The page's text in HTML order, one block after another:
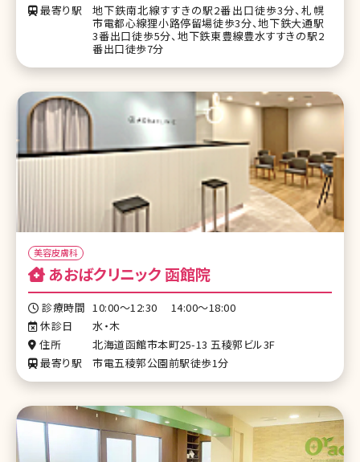
最寄り駅
地下鉄南北線すすきの駅2番出口徒歩3分、札幌
市電都心線狸小路停留場徒歩3分、地下鉄大通駅
3番出口徒歩5分、地下鉄東豊線豊水すすきの駅2
番出口徒歩7分
美容皮膚科
あおばクリニック 函館院
診療時間 10:00～12:30 14:00～18:00
休診日
水・木
住所
北海道函館市本町25-13 五稜郭ビル3F
最寄り駅
市電五稜郭公園前駅徒歩1分